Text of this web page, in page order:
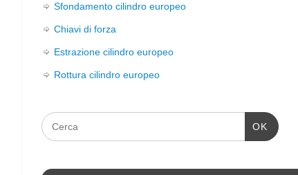
Sfondamento cilindro europeo
Chiavi di forza
Estrazione cilindro europeo
Rottura cilindro europeo
OK